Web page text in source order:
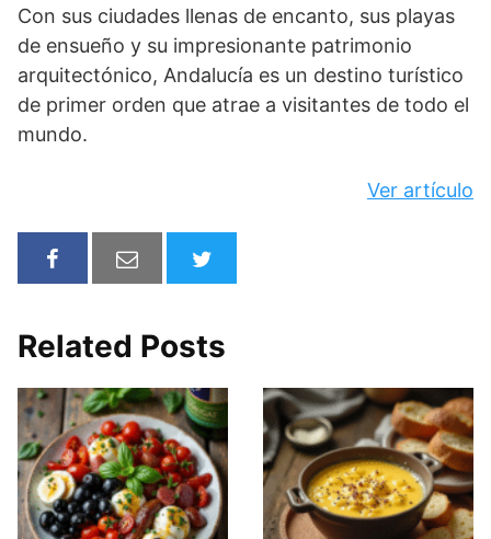
Con sus ciudades llenas de encanto, sus playas
de ensueño y su impresionante patrimonio
arquitectónico, Andalucía es un destino turístico
de primer orden que atrae a visitantes de todo el
mundo.
Ver artículo
Related Posts